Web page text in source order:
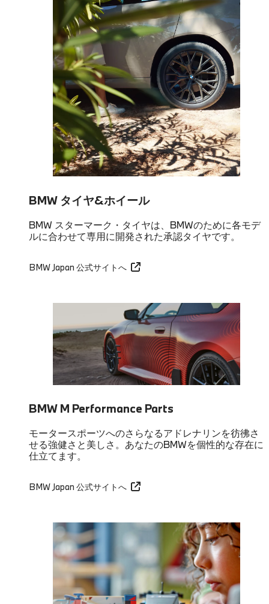
BMW タイヤ&ホイール
BMW スターマーク・タイヤは、BMWのために各モデ
ルに合わせて専用に開発された承認タイヤです。
BMW Japan 公式サイトへ
BMW M Performance Parts
モータースポーツへのさらなるアドレナリンを彷彿さ
せる強健さと美しさ。あなたのBMWを個性的な存在に
仕立てます。
BMW Japan 公式サイトへ